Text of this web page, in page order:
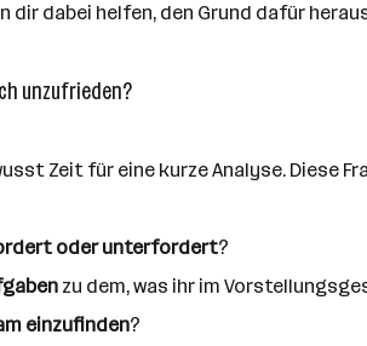
dir dabei helfen, den Grund dafür
unzufrieden?
Zeit für eine kurze Analyse. Diese
oder unterfordert?
zu dem, was ihr im
einzufinden?